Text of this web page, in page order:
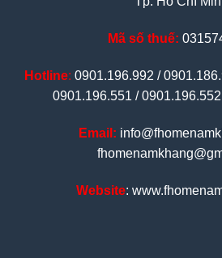
Mã số thuế:
Hotline: 0901.196.992 /
0901.196.551 /
Email:
Website: